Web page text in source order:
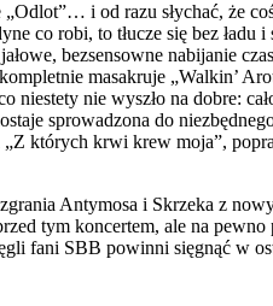
i od razu słychać, że
robi, to tłucze się bez ładu i
bezsensowne nabijanie
masakruje „Walkin’
nie wyszło na dobre:
sprowadzona do
których krwi krew moja”,
Antymosa i Skrzeka z
tym koncertem, ale na pewno
fani SBB powinni sięgnąć w